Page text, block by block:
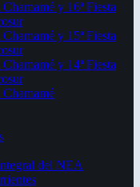
y 16ª Fiesta
y 15ª Fiesta
y 14ª Fiesta
Chamamé
del NEA